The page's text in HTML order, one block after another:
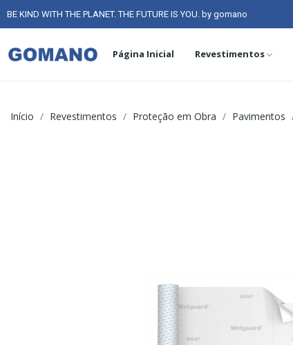
BE KIND WITH THE PLANET. THE FUTURE IS YOU. by gomano
Página Inicial Revestimentos
Início Revestimentos Proteção em Obra Pavimentos